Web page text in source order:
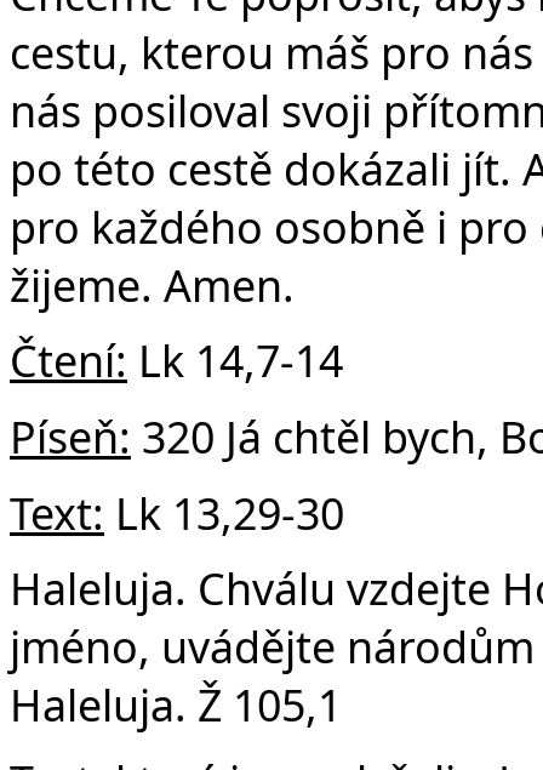
cestu, kterou máš pro
nás posiloval svoji
po této cestě dokázali jít.
pro každého osobně i
žijeme. Amen.
Čtení: Lk 14,7-14
Píseň: 320 Já chtěl bych,
Text: Lk 13,29-30
Haleluja. Chválu vzdejte
jméno, uvádějte
Haleluja. Ž 105,1